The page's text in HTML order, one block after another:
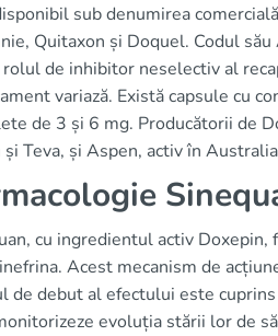
sub denumirea
Quitaxon și Doquel. Codul
rolul de inhibitor neselectiv al
variază. Există capsule cu
de 3 și 6 mg. Producătorii de
și Teva, și Aspen, activ în
cu ingredientul activ
Acest mecanism de
de debut al efectului este
evoluția stării lor de